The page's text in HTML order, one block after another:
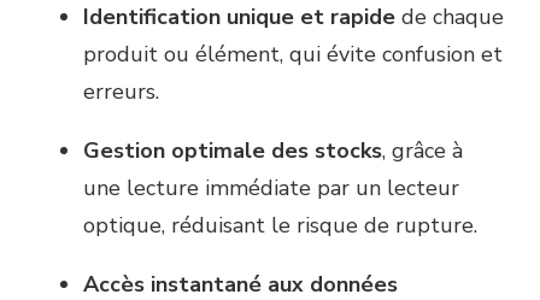
Identification unique et rapide de chaque
produit ou élément, qui évite confusion et
erreurs.
Gestion optimale des stocks, grâce à
une lecture immédiate par un lecteur
optique, réduisant le risque de rupture.
Accès instantané aux données